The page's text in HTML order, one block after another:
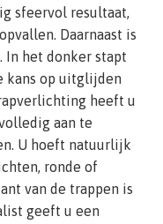
sfeervol resultaat,
Daarnaast is
het donker stapt
kans op uitglijden
heeft u
aan te
U hoeft natuurlijk
ronde of
van de trappen is
geeft u een